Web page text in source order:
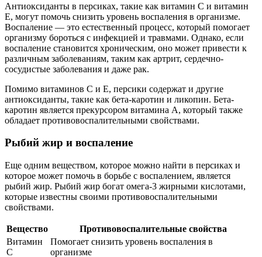
Антиоксиданты в персиках, такие как витамин С и витамин
Е, могут помочь снизить уровень воспаления в организме.
Воспаление — это естественный процесс, который помогает
организму бороться с инфекцией и травмами. Однако, если
воспаление становится хроническим, оно может привести к
различным заболеваниям, таким как артрит, сердечно-
сосудистые заболевания и даже рак.
Помимо витаминов С и Е, персики содержат и другие
антиоксиданты, такие как бета-каротин и ликопин. Бета-
каротин является прекурсором витамина A, который также
обладает противовоспалительными свойствами.
Рыбий жир и воспаление
Еще одним веществом, которое можно найти в персиках и
которое может помочь в борьбе с воспалением, является
рыбий жир. Рыбий жир богат омега-3 жирными кислотами,
которые известны своими противовоспалительными
свойствами.
Вещество
Противовоспалительные свойства
Витамин
C
Помогает снизить уровень воспаления в
организме